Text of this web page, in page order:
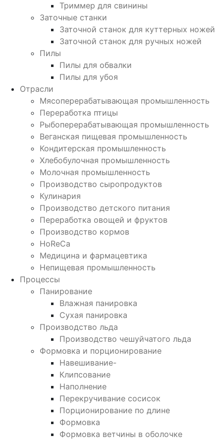
Триммер для свинины
Заточные станки
Заточной станок для куттерных ножей
Заточной станок для ручных ножей
Пилы
Пилы для обвалки
Пилы для убоя
Отрасли
Мясоперерабатывающая промышленность
Переработка птицы
Рыбоперерабатывающая промышленность
Веганская пищевая промышленность
Кондитерская промышленность
Хлебобулочная промышленность
Молочная промышленность
Производство сыропродуктов
Кулинария
Производство детского питания
Переработка овощей и фруктов
Производство кормов
HoReCa
Медицина и фармацевтика
Непищевая промышленность
Процессы
Панирование
Влажная панировка
Сухая панировка
Производство льда
Производство чешуйчатого льда
Формовка и порционирование
Навешивание-
Клипсование
Наполнение
Перекручивание сосисок
Порционирование по длине
Формовка
Формовка ветчины в оболочке